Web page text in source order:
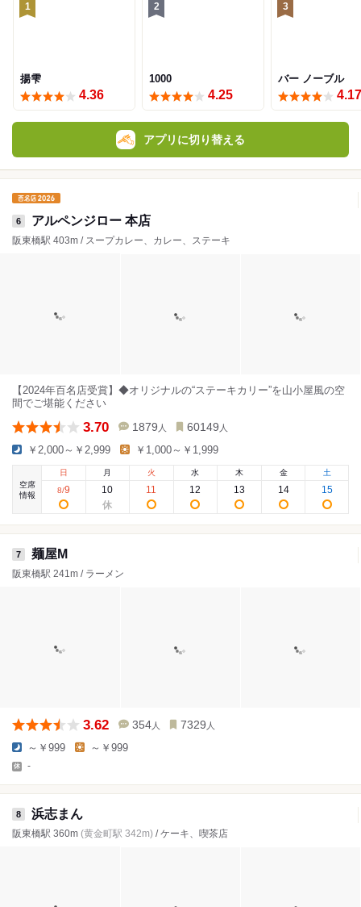
1
揚雫
4.36
2
1000
4.25
3
バー ノーブル
4.17
アプリに切り替える
6 アルペンジロー 本店
阪東橋駅 403m / スープカレー、カレー、ステーキ
【2024年百名店受賞】◆オリジナルの“ステーキカリー”を山小屋風の空
間でご堪能ください
3.70 1879 人 60149 人
￥2,000～￥2,999 ￥1,000～￥1,999
空席
情報
日
8/9
月
10
火
11
水
12
木
13
金
14
土
15
7 麺屋M
阪東橋駅 241m / ラーメン
3.62 354 人 7329 人
～￥999 ～￥999
-
8 浜志まん
阪東橋駅 360m (黄金町駅 342m) / ケーキ、喫茶店